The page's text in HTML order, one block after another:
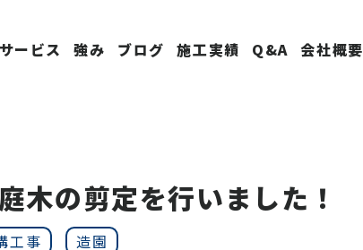
サービス 強み ブログ 施工実績 Q&A 会社概要
木の剪定を行いました！
工事 造園